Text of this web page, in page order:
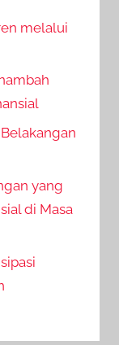
melalui
yang
di Masa